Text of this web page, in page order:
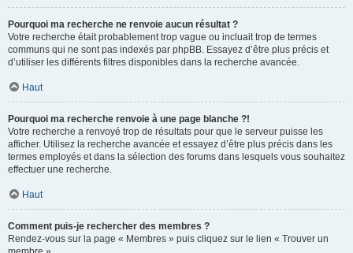
Pourquoi ma recherche ne renvoie aucun résultat ?
Votre recherche était probablement trop vague ou incluait trop de termes
communs qui ne sont pas indexés par phpBB. Essayez d’être plus précis et
d’utiliser les différents filtres disponibles dans la recherche avancée.
Haut
Pourquoi ma recherche renvoie à une page blanche ?!
Votre recherche a renvoyé trop de résultats pour que le serveur puisse les
afficher. Utilisez la recherche avancée et essayez d’être plus précis dans les
termes employés et dans la sélection des forums dans lesquels vous souhaitez
effectuer une recherche.
Haut
Comment puis-je rechercher des membres ?
Rendez-vous sur la page « Membres » puis cliquez sur le lien « Trouver un